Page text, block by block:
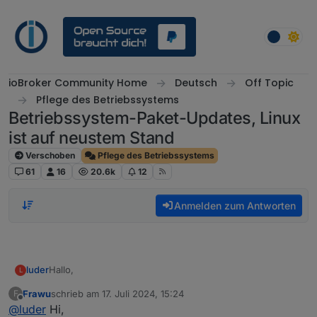
ioBroker Community Home Deutsch
Off Topic
Pflege des Betriebssystems
Betriebssystem-Paket-Updates, Linux
ist auf neustem Stand
Verschoben
Pflege des Betriebssystems
61
16 20.6k 12
Anmelden zum Antworten
L luderHallo,
ich bekomme beim Start die Meldung:
Betriebssystem-Paket-Updates verfügbar
F
Offline
Frawuschrieb am 17. Juli 2024, 15:24
zuletzt editiert von
@luder Hi,